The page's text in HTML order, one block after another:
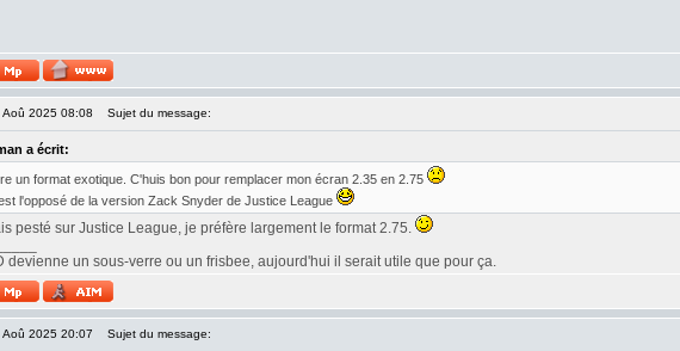
Aoû 2025 08:08 Sujet du message:
a écrit:
un format exotique. C'huis bon pour remplacer mon écran 2.35 en 2.75
l'opposé de la version Zack Snyder de Justice League
pesté sur Justice League, je préfère largement le format 2.75.
devienne un sous-verre ou un frisbee, aujourd'hui il serait utile que pour ça.
2025 20:07 Sujet du message: